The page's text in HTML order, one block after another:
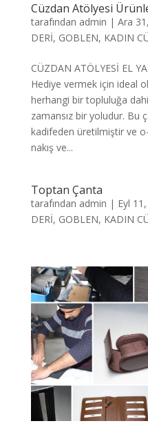
Cüzdan Atölyesi
tarafından admin | Ara
DERİ, GOBLEN, KADIN
CÜZDAN ATÖLYESİ EL
Hediye vermek için ideal
herhangi bir topluluğa
zamansız bir yoludur. Bu
kadifeden üretilmiştir ve
nakış ve...
Toptan Çanta
tarafından admin | Eyl
DERİ, GOBLEN, KADIN